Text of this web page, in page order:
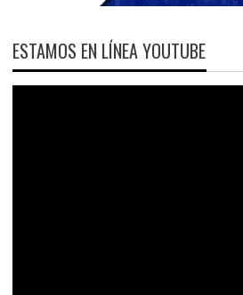
ESTAMOS EN LÍNEA YOUTUBE